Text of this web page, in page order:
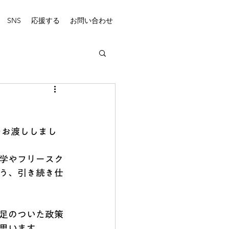
SNS 応援する お問い合わせ
渡ししまし
やフリースク
、引き続き仕
のついた政策